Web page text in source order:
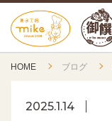
HOME ブログ
2025.1.14